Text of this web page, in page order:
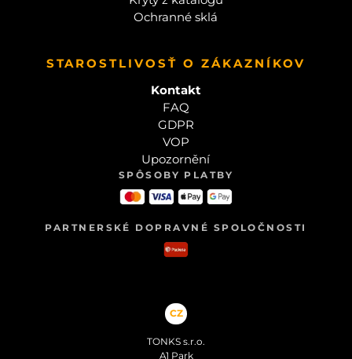
Ochranné sklá
STAROSTLIVOSŤ O ZÁKAZNÍKOV
Kontakt
FAQ
GDPR
VOP
Upozornění
SPÔSOBY PLATBY
PARTNERSKÉ DOPRAVNÉ SPOLOČNOSTI
CZ
TONKS s.r.o.
A1 Park